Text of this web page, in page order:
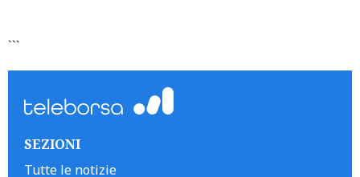
```
SEZIONI
Tutte le notizie